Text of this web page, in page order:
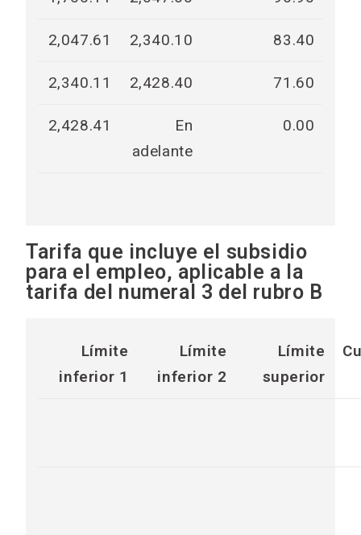
2,047.61 2,340.10 83.40
2,340.11 2,428.40 71.60
2,428.41
En
adelante
0.00
Tarifa que incluye el subsidio
para el empleo, aplicable a la
tarifa del numeral 3 del rubro B
Límite
inferior 1
Límite
inferior 2
Límite
superior